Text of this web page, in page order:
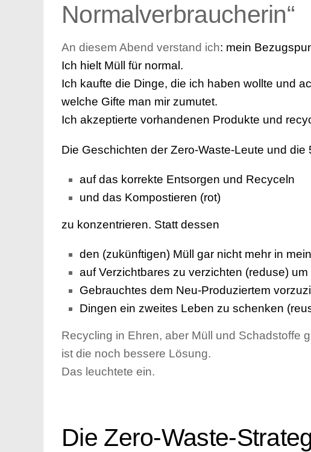
Normalverbraucherin“
An diesem Abend verstand ich: mein
Ich hielt Müll für normal.
Ich kaufte die Dinge, die ich haben wollte und
welche Gifte man mir zumutet.
Ich akzeptierte vorhandenen Produkte und
Die Geschichten der Zero-Waste-Leute und
auf das korrekte Entsorgen und Recyceln
und das Kompostieren (rot)
zu konzentrieren. Statt dessen
den (zukünftigen) Müll gar nicht mehr in
auf Verzichtbares zu verzichten (reduse)
Gebrauchtes dem Neu-Produziertem
Dingen ein zweites Leben zu schenken
Recycling in Ehren, aber Müll und Schadstoffe
ist die noch bessere Lösung.
Das leuchtete ein.
Die Zero-Waste-